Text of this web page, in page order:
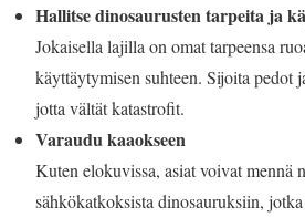
Hallitse dinosaurusten tarpeita ja
Jokaisella lajilla on omat tarpeensa
käyttäytymisen suhteen. Sijoita pedot
jotta vältät katastrofit.
Varaudu kaaokseen
Kuten elokuvissa, asiat voivat mennä
sähkökatkoksista dinosauruksiin,